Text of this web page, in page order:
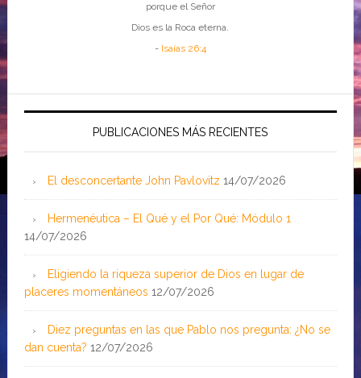
porque el Señor
Dios es la Roca eterna.
- Isaías 26:4
PUBLICACIONES MÁS RECIENTES
El desconcertante John Pavlovitz 14/07/2026
Hermenéutica – El Qué y el Por Qué: Módulo 1
14/07/2026
Eligiendo la riqueza superior de Dios en lugar de
placeres momentáneos 12/07/2026
Diez preguntas en las que Pablo nos pregunta: ¿No se
dan cuenta? 12/07/2026